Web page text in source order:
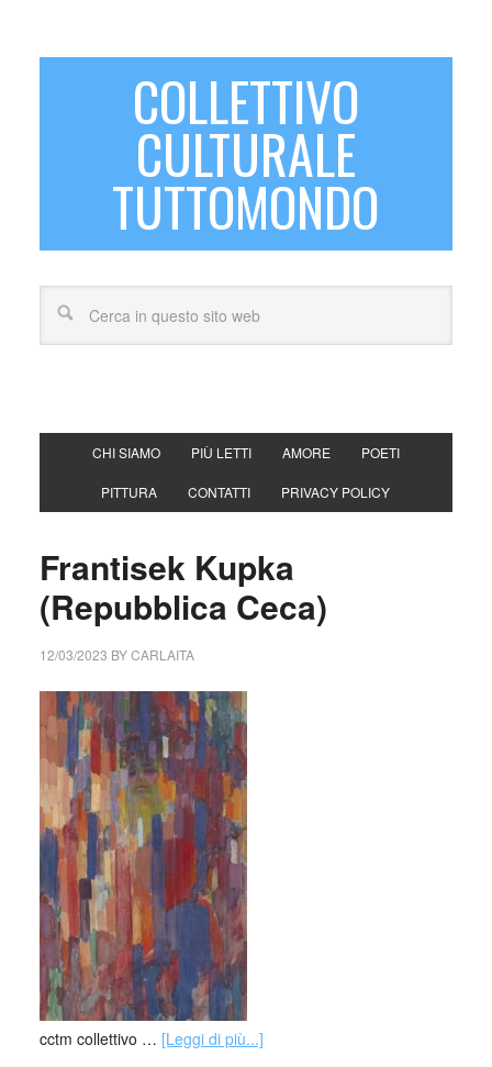
COLLETTIVO
CULTURALE
TUTTOMONDO
CHI SIAMO PIÙ LETTI AMORE POETI
PITTURA CONTATTI PRIVACY POLICY
Frantisek Kupka
(Repubblica Ceca)
12/03/2023 BYCARLAITA
cctm collettivo … [Leggi di più...]